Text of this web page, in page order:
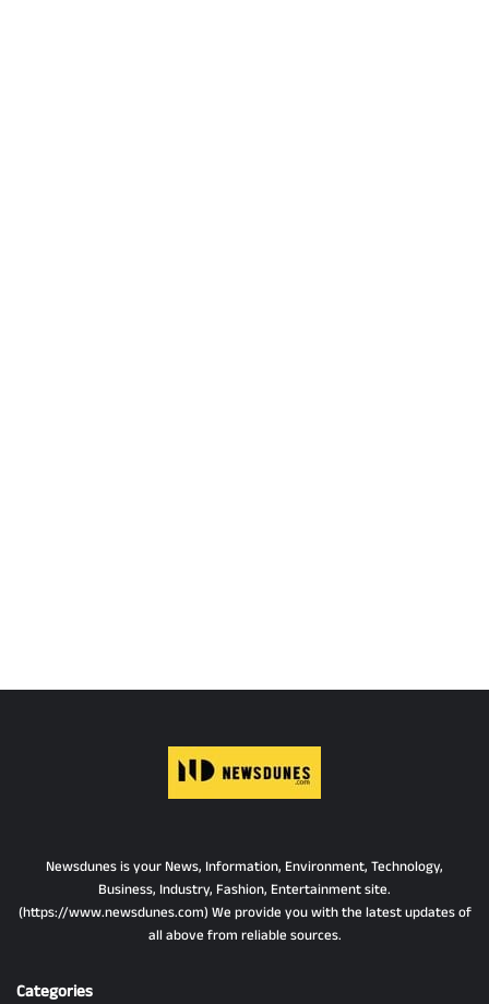
Newsdunes is your News, Information, Environment, Technology,
Business, Industry, Fashion, Entertainment site.
(https://www.newsdunes.com) We provide you with the latest updates of
all above from reliable sources.
Categories